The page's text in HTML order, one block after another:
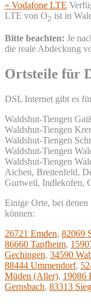
» Vodafone LTE
LTE von O2 ist in
Bitte beachten: Je
die reale Abdeckung
Ortsteile für
DSL Internet gibt es
Waldshut-Tiengen
Waldshut-Tiengen
Waldshut-Tiengen
Waldshut-Tiengen
Waldshut-Tiengen
Aichen, Breitenfeld,
Gurtweil, Indlekofen,
Einige Orte, bei
können:
26721 Emden, 82069
86660 Tapfheim,
Gechingen, 34590
88444 Ummendorf,
Müden (Aller), 19086
Gernsbach, 83313